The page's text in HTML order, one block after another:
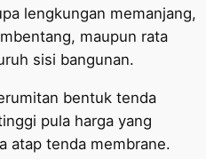
lengkungan memanjang,
maupun rata
sisi bangunan.
bentuk tenda
pula harga yang
atap tenda membrane.